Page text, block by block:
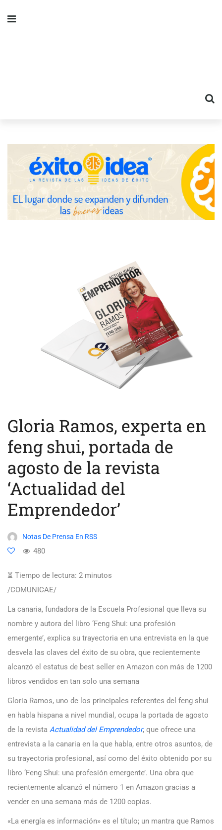
Gloria Ramos, experta en
feng shui, portada de
agosto de la revista
‘Actualidad del
Emprendedor’
Notas De Prensa En RSS
480
⏳ Tiempo de lectura: 2 minutos
/COMUNICAE/
La canaria, fundadora de la Escuela Profesional que lleva su
nombre y autora del libro ‘Feng Shui: una profesión
emergente’, explica su trayectoria en una entrevista en la que
desvela las claves del éxito de su obra, que recientemente
alcanzó el estatus de best seller en Amazon con más de 1200
libros vendidos en tan solo una semana
Gloria Ramos, uno de los principales referentes del feng shui
en habla hispana a nivel mundial, ocupa la portada de agosto
de la revista Actualidad del Emprendedor, que ofrece una
entrevista a la canaria en la que habla, entre otros asuntos, de
su trayectoria profesional, así como del éxito obtenido por su
libro ‘Feng Shui: una profesión emergente’. Una obra que
recientemente alcanzó el número 1 en Amazon gracias a
vender en una semana más de 1200 copias.
«La energía es información» es el título; un mantra que Ramos